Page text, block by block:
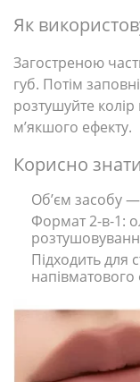
Як
Загостреною
губ. Потім
розтушуйте
м’якшого ефекту.
Корисно знати
Об’єм засобу —
Формат 2-в-1:
Підходить для
напівматового